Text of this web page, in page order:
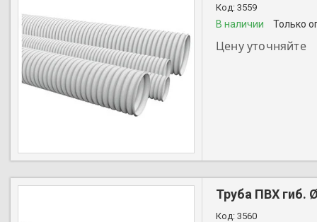
3559
В наличии Только
Цену уточняйте
Труба ПВХ гиб.
3560